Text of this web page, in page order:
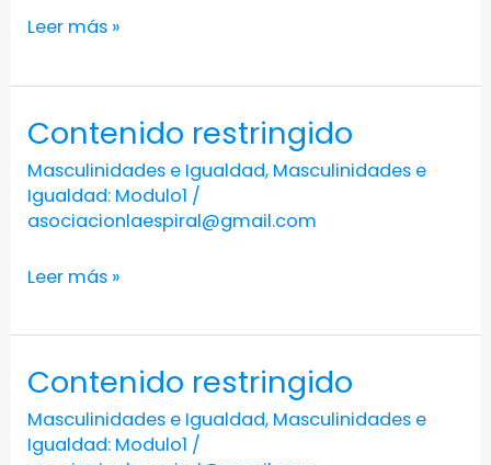
Leer más »
Contenido restringido
Masculinidades e Igualdad, Masculinidades e
Igualdad: Modulo1 /
asociacionlaespiral@gmail.com
Contenido
restringido
Leer más »
Contenido restringido
Masculinidades e Igualdad, Masculinidades e
Igualdad: Modulo1 /
Contenido
restringido